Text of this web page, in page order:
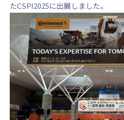
たCSPI2025に出展しました。